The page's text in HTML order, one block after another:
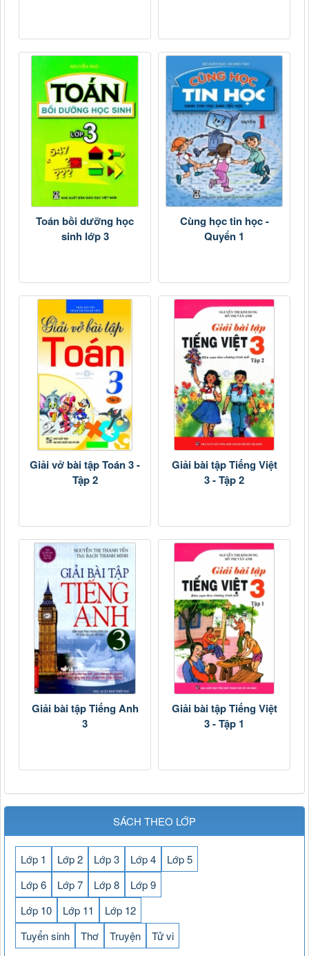
Toán bồi dưỡng học
sinh lớp 3
Cùng học tin học -
Quyển 1
Giải vở bài tập Toán 3 -
Tập 2
Giải bài tập Tiếng Việt
3 - Tập 2
Giải bài tập Tiếng Anh
3
Giải bài tập Tiếng Việt
3 - Tập 1
SÁCH THEO LỚP
Lớp 1 Lớp 2 Lớp 3 Lớp 4
Lớp 5
Lớp 6
Lớp 7 Lớp 8
Lớp 9
Lớp 10
Lớp 11
Lớp 12
Tuyển sinh
Thơ Truyện Tử vi